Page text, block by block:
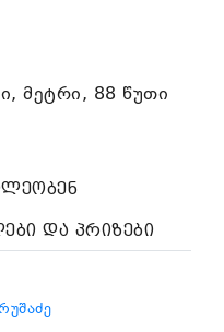
მეტრი, 88 წუთი
და პრიზები